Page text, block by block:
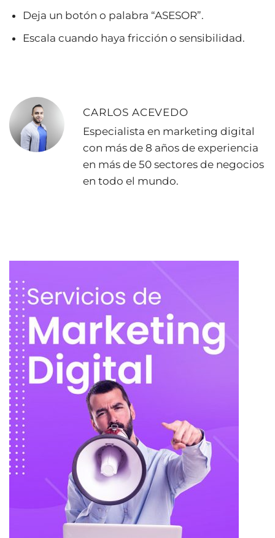
Deja un botón o palabra “ASESOR”.
Escala cuando haya fricción o sensibilidad.
CARLOS ACEVEDO
Especialista en marketing digital
con más de 8 años de experiencia
en más de 50 sectores de negocios
en todo el mundo.